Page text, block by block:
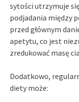
sytości utrzymuje
podjadania między
przed głównym
apetytu, co jest
zredukować masę
Dodatkowo,
diety może: